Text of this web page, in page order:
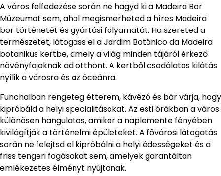
A város felfedezése során ne hagyd ki a Madeira Bor
Múzeumot sem, ahol megismerheted a híres Madeira
bor történetét és gyártási folyamatát. Ha szereted a
természetet, látogass el a Jardim Botânico da Madeira
botanikus kertbe, amely a világ minden tájáról érkező
növényfajoknak ad otthont. A kertből csodálatos kilátás
nyílik a városra és az óceánra.
Funchalban rengeteg étterem, kávézó és bár várja, hogy
kipróbáld a helyi specialitásokat. Az esti órákban a város
különösen hangulatos, amikor a naplemente fényében
kivilágítják a történelmi épületeket. A fővárosi látogatás
során ne felejtsd el kipróbálni a helyi édességeket és a
friss tengeri fogásokat sem, amelyek garantáltan
emlékezetes élményt nyújtanak.